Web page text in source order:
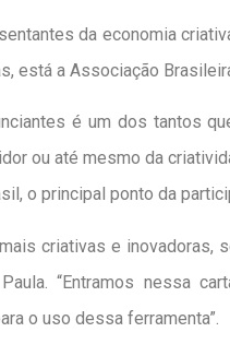
da economia
está a Associação
é um dos tantos
ou até mesmo da
o principal ponto da
criativas e
“Entramos nessa
o uso dessa ferramenta”.